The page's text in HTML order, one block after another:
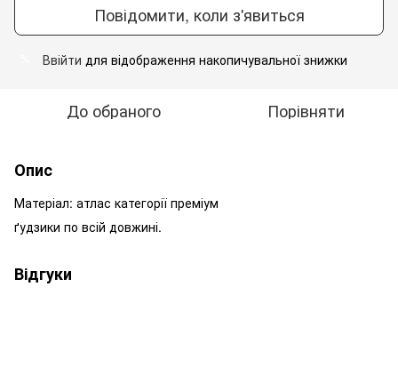
Повідомити, коли з'явиться
Ввійти для відображення накопичувальної знижки
До обраного Порівняти
Опис
Матеріал: атлас категорії преміум
ґудзики по всій довжині.
Відгуки